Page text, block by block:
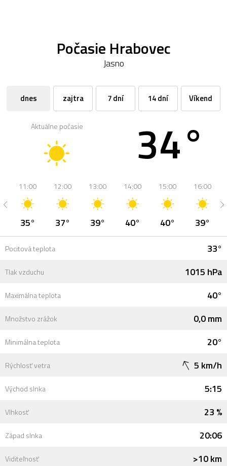
Počasie Hrabovec
Jasno
dnes zajtra 7 dní 14 dní Víkend
Aktuálne počasie 34°
11:00
35°
12:00
37°
13:00
39°
14:00
40°
15:00
40°
16:00
39°
Pocitová teplota 33°
Tlak vzduchu 1015 hPa
Maximálna teplota 40°
Množstvo zrážok 0,0 mm
Minimálna teplota 20°
Rýchlosť vetra 5 km/h
Východ slnka 5:15
Vlhkosť 23 %
Západ slnka 20:06
Viditeľnosť >10 km